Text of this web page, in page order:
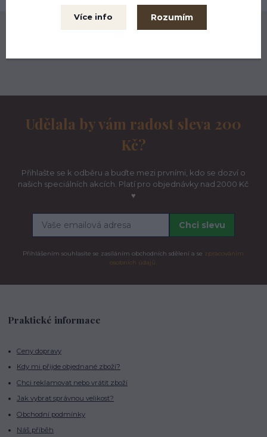
Naše komunita na Instagramu ♥
Udělala by vám radost sleva 200
Kč?
Přihlašte se k odběru a buďte mezi prvními, kdo se dozví o
našich speciálních akcích. Platí pro objednávky nad 2000 Kč
♥
Chci slevu
Přihlášením souhlasíte se zasíláním obchodních sdělení a se zpracováním
osobních údajů.
Praktické informace
Ceny dopravy
Kdy mi přijde objednané zboží?
Chci reklamovat nebo vrátit zboží
Jak vybrat správnou velikost?
Obchodní podmínky
Náš příběh
Více info Rozumím